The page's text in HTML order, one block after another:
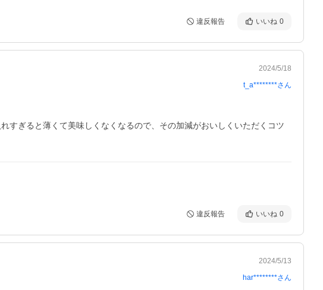
違反報告 いいね 0
2024/5/18
t_a********さん
すぎると薄くて美味しくなくなるので、その加減がおいしくいただくコツ
違反報告 いいね 0
2024/5/13
har********さん